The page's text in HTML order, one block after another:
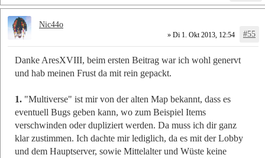
» Di 1. Okt 2013, 12:54 #55
Danke AresXVIII, beim ersten Beitrag war ich wohl genervt
und hab meinen Frust da mit rein gepackt.
1. "Multiverse" ist mir von der alten Map bekannt, dass es
eventuell Bugs geben kann, wo zum Beispiel Items
verschwinden oder dupliziert werden. Da muss ich dir ganz
klar zustimmen. Ich dachte mir lediglich, da es mit der Lobby
und dem Hauptserver, sowie Mittelalter und Wüste keine
Nic44o